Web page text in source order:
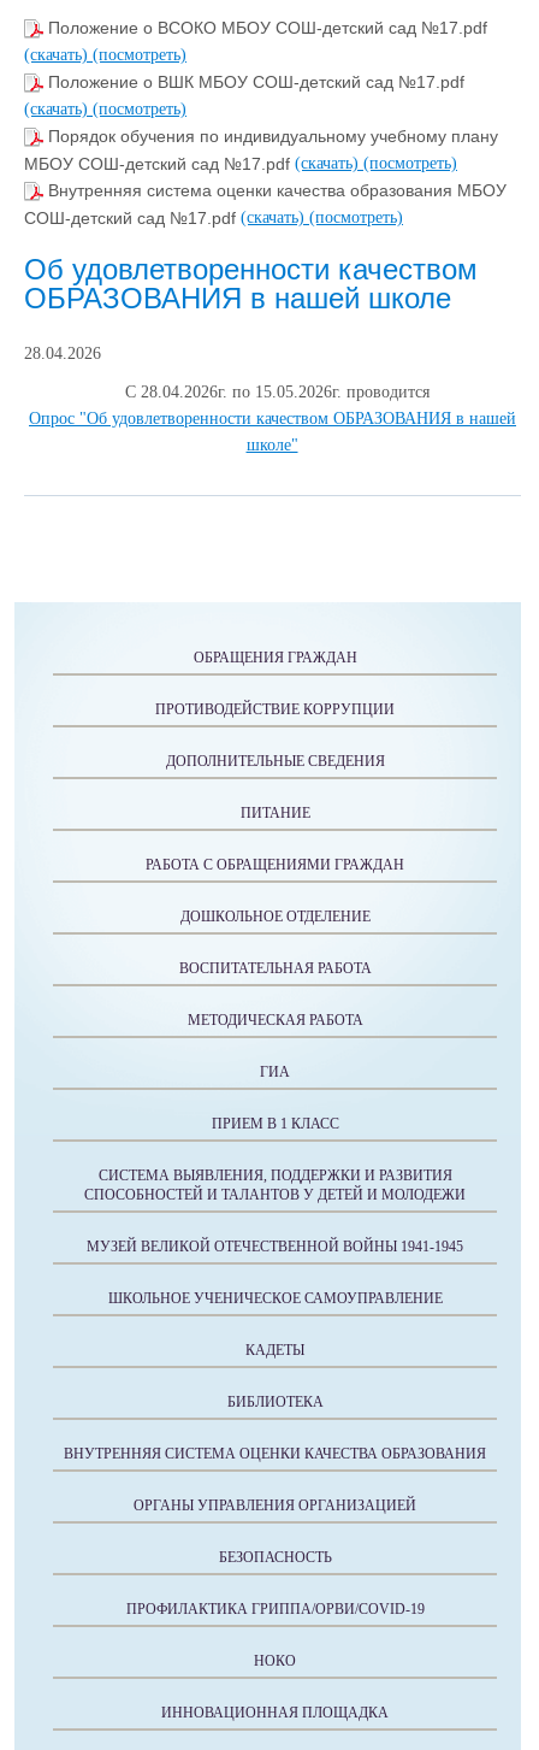
Положение о ВСОКО МБОУ СОШ-детский сад №17.pdf
(скачать) (посмотреть)
Положение о ВШК МБОУ СОШ-детский сад №17.pdf
(скачать) (посмотреть)
Порядок обучения по индивидуальному учебному плану
МБОУ СОШ-детский сад №17.pdf (скачать) (посмотреть)
Внутренняя система оценки качества образования МБОУ
СОШ-детский сад №17.pdf (скачать) (посмотреть)
Об удовлетворенности качеством
ОБРАЗОВАНИЯ в нашей школе
28.04.2026
С 28.04.2026г. по 15.05.2026г. проводится
Опрос "Об удовлетворенности качеством ОБРАЗОВАНИЯ в нашей
школе"
ОБРАЩЕНИЯ ГРАЖДАН
ПРОТИВОДЕЙСТВИЕ КОРРУПЦИИ
ДОПОЛНИТЕЛЬНЫЕ СВЕДЕНИЯ
ПИТАНИЕ
РАБОТА С ОБРАЩЕНИЯМИ ГРАЖДАН
ДОШКОЛЬНОЕ ОТДЕЛЕНИЕ
ВОСПИТАТЕЛЬНАЯ РАБОТА
МЕТОДИЧЕСКАЯ РАБОТА
ГИА
ПРИЕМ В 1 КЛАСС
СИСТЕМА ВЫЯВЛЕНИЯ, ПОДДЕРЖКИ И РАЗВИТИЯ
СПОСОБНОСТЕЙ И ТАЛАНТОВ У ДЕТЕЙ И МОЛОДЕЖИ
МУЗЕЙ ВЕЛИКОЙ ОТЕЧЕСТВЕННОЙ ВОЙНЫ 1941-1945
ШКОЛЬНОЕ УЧЕНИЧЕСКОЕ САМОУПРАВЛЕНИЕ
КАДЕТЫ
БИБЛИОТЕКА
ВНУТРЕННЯЯ СИСТЕМА ОЦЕНКИ КАЧЕСТВА ОБРАЗОВАНИЯ
ОРГАНЫ УПРАВЛЕНИЯ ОРГАНИЗАЦИЕЙ
БЕЗОПАСНОСТЬ
ПРОФИЛАКТИКА ГРИППА/ОРВИ/COVID-19
НОКО
ИННОВАЦИОННАЯ ПЛОЩАДКА